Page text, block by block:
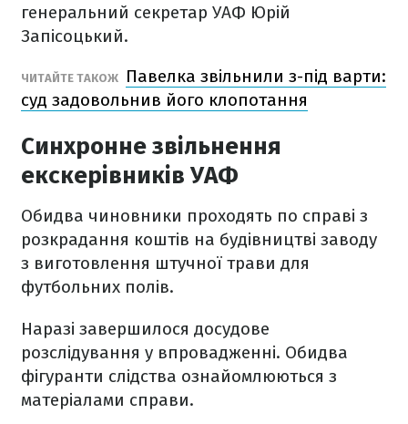
генеральний секретар УАФ Юрій
Запісоцький.
ЧИТАЙТЕ ТАКОЖ
Павелка звільнили з-під варти:
суд задовольнив його клопотання
Синхронне звільнення
екскерівників УАФ
Обидва чиновники проходять по справі з
розкрадання коштів на будівництві заводу
з виготовлення штучної трави для
футбольних полів.
Наразі завершилося досудове
розслідування у впровадженні. Обидва
фігуранти слідства ознайомлюються з
матеріалами справи.